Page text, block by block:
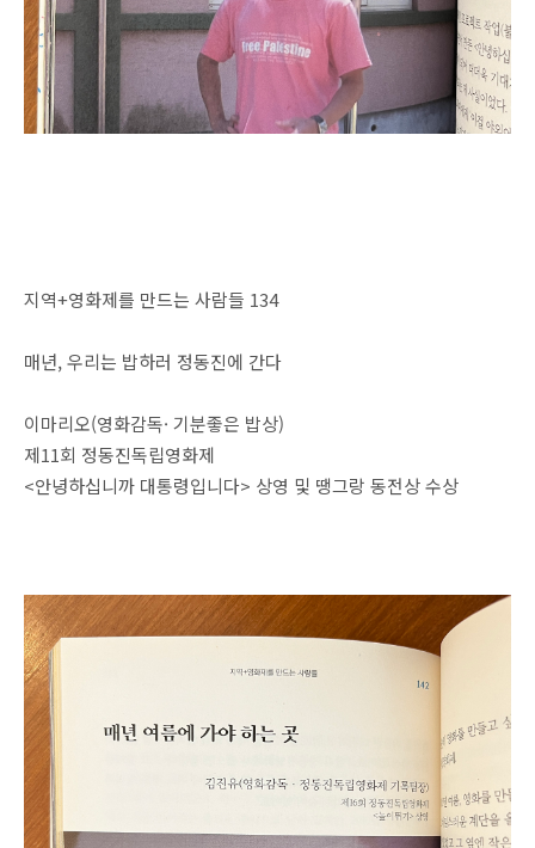
지역+영화제를 만드는 사람들 134
매년, 우리는 밥하러 정동진에 간다
이마리오(영화감독· 기분좋은 밥상)
제11회 정동진독립영화제
<안녕하십니까 대통령입니다> 상영 및 땡그랑 동전상 수상